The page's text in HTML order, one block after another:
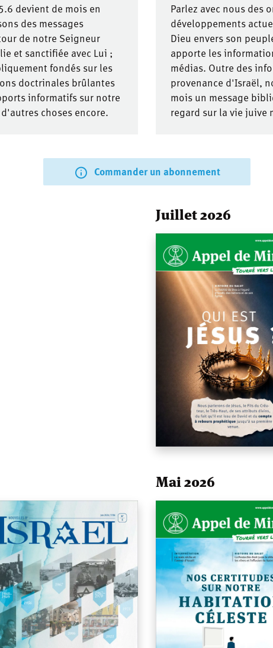
devient de mois en
des messages
de notre Seigneur
et sanctifiée avec Lui ;
fondés sur les
doctrinales brûlantes
informatifs sur notre
choses encore.
Parlez avec nous des
développements
Dieu envers son
apporte les
médias. Outre des
provenance d'Israël,
mois un message
regard sur la vie juive
Commander un abonnement
Juillet 2026
Mai 2026